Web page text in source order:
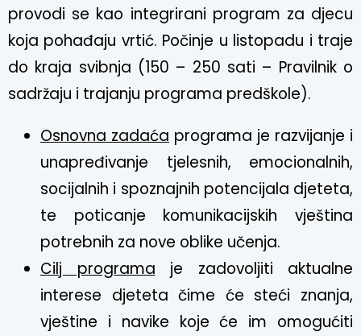
provodi se kao integrirani program za djecu
koja pohađaju vrtić. Počinje u listopadu i traje
do kraja svibnja (150 – 250 sati – Pravilnik o
sadržaju i trajanju programa predškole).
Osnovna zadaća programa je razvijanje i
unapređivanje tjelesnih, emocionalnih,
socijalnih i spoznajnih potencijala djeteta,
te poticanje komunikacijskih vještina
potrebnih za nove oblike učenja.
Cilj programa je zadovoljiti aktualne
interese djeteta čime će steći znanja,
vještine i navike koje će im omogućiti